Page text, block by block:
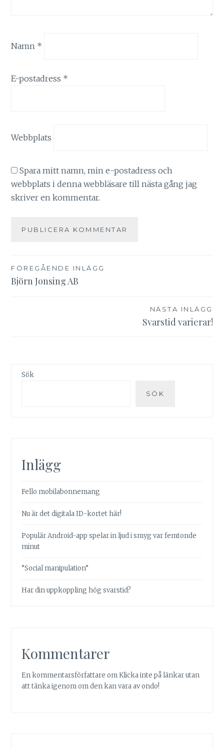
Namn *
E-postadress *
Webbplats
Spara mitt namn, min e-postadress och
webbplats i denna webbläsare till nästa gång jag
skriver en kommentar.
Inläggsnavigering
FÖREGÅENDE INLÄGG
Björn Jonsing AB
NÄSTA INLÄGG
Svarstid varierar!
Sök
SÖK
Inlägg
Fello mobilabonnemang
Nu är det digitala ID-kortet här!
Populär Android-app spelar in ljud i smyg var femtonde
minut
”Social manipulation”
Har din uppkoppling hög svarstid?
Kommentarer
En kommentarsförfattare omKlicka inte på länkar utan
att tänka igenom om den kan vara av ondo!